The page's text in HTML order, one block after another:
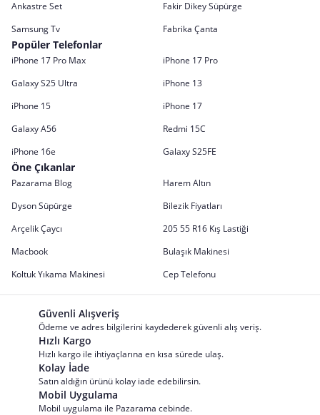
Ankastre Set
Fakir Dikey Süpürge
Samsung Tv
Fabrika Çanta
Popüler Telefonlar
iPhone 17 Pro Max
iPhone 17 Pro
Galaxy S25 Ultra
iPhone 13
iPhone 15
iPhone 17
Galaxy A56
Redmi 15C
iPhone 16e
Galaxy S25FE
Öne Çıkanlar
Pazarama Blog
Harem Altın
Dyson Süpürge
Bilezik Fiyatları
Arçelik Çaycı
205 55 R16 Kış Lastiği
Macbook
Bulaşık Makinesi
Koltuk Yıkama Makinesi
Cep Telefonu
Güvenli Alışveriş
Ödeme ve adres bilgilerini kaydederek güvenli alış veriş.
Hızlı Kargo
Hızlı kargo ile ihtiyaçlarına en kısa sürede ulaş.
Kolay İade
Satın aldığın ürünü kolay iade edebilirsin.
Mobil Uygulama
Mobil uygulama ile Pazarama cebinde.